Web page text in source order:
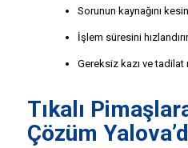
Sorunun kaynağını
İşlem süresini
Gereksiz kazı ve tadilat
Tıkalı
Çözüm